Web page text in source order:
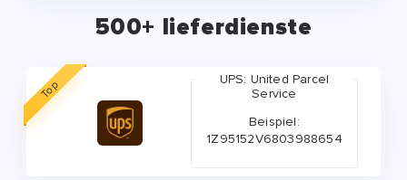
500+ lieferdienste
Top
UPS: United Parcel
Service
Beispiel:
1Z95152V6803988654